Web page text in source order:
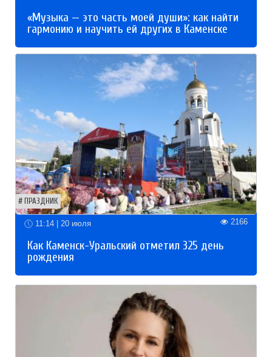
«Музыка — это часть моей души»: как найти
гармонию и научить ей других в Каменске
ПРАЗДНИК
11:14 | 20 июля 2166
Как Каменск-Уральский отметил 325 день
рождения